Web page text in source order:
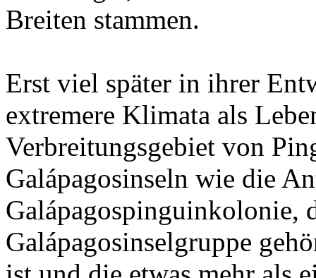
Breiten stammen.
Erst viel später in ihrer
extremere Klimata als
Verbreitungsgebiet von
Galápagosinseln wie die
Galápagospinguinkolonie,
Galápagosinselgruppe